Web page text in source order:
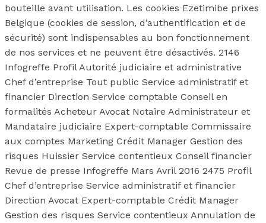
bouteille avant utilisation. Les cookies Ezetimibe prixes
Belgique (cookies de session, d’authentification et de
sécurité) sont indispensables au bon fonctionnement
de nos services et ne peuvent être désactivés. 2146
Infogreffe Profil Autorité judiciaire et administrative
Chef d’entreprise Tout public Service administratif et
financier Direction Service comptable Conseil en
formalités Acheteur Avocat Notaire Administrateur et
Mandataire judiciaire Expert-comptable Commissaire
aux comptes Marketing Crédit Manager Gestion des
risques Huissier Service contentieux Conseil financier
Revue de presse Infogreffe Mars Avril 2016 2475 Profil
Chef d’entreprise Service administratif et financier
Direction Avocat Expert-comptable Crédit Manager
Gestion des risques Service contentieux Annulation de